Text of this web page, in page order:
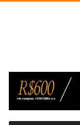
Real